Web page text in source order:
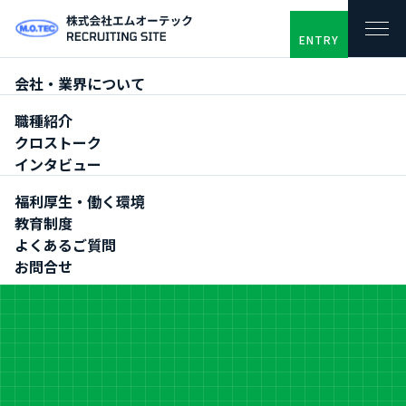
会社・業界について
職種紹介
クロストーク
インタビュー
福利厚生・働く環境
教育制度
よくあるご質問
お問合せ
ENTRY
TOP 会社・業界について数字で見るエムオーテック
Data
数字で見るエムオーテッ
ク
エムオーテックの働き方や特徴を数字で表しました。